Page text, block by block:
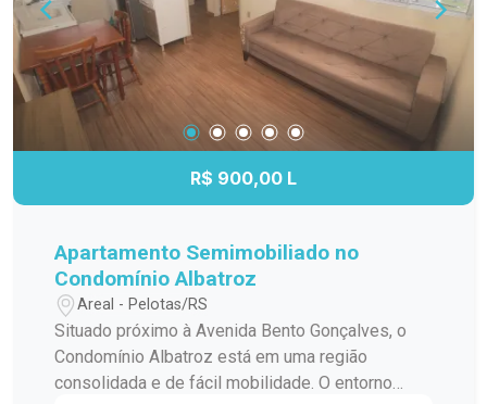
R$ 900,00 L
Apartamento Semimobiliado no
Condomínio Albatroz
Areal - Pelotas/RS
Situado próximo à Avenida Bento Gonçalves, o
Condomínio Albatroz está em uma região
consolidada e de fácil mobilidade. O entorno